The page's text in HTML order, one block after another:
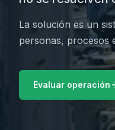
La solución es un
personas, procesos
Evaluar operación